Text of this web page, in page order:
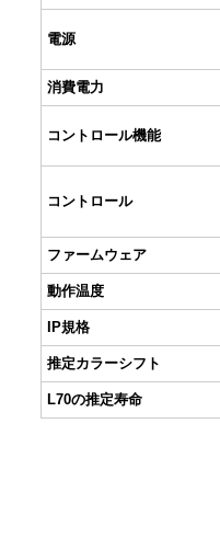
電源
消費電力
コントロール機能
コントロール
ファームウェア
動作温度
IP規格
推定カラーシフト
L70の推定寿命